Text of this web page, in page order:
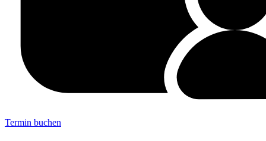
Termin buchen